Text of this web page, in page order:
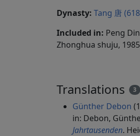
Dynasty: Tang 唐
Included in: Peng
Zhonghua shuju,
Translations 3
Günther Debon
in: Debon,
Jahrtausenden.